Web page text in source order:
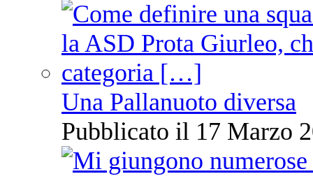
Una Pallanuoto diversa
Pubblicato il 17 Marzo